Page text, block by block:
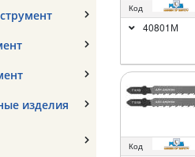
изделия
Код
40801М
Код